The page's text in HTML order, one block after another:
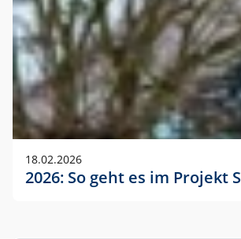
18.02.2026
2026: So geht es im Projekt